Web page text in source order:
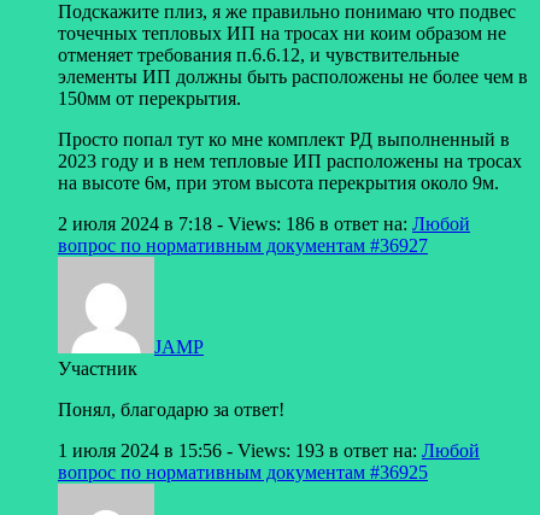
Подскажите плиз, я же правильно понимаю что подвес
точечных тепловых ИП на тросах ни коим образом не
отменяет требования п.6.6.12, и чувствительные
элементы ИП должны быть расположены не более чем в
150мм от перекрытия.
Просто попал тут ко мне комплект РД выполненный в
2023 году и в нем тепловые ИП расположены на тросах
на высоте 6м, при этом высота перекрытия около 9м.
2 июля 2024 в 7:18 - Views: 186 в ответ на: Любой
вопрос по нормативным документам #36927
JAMP
Участник
Понял, благодарю за ответ!
1 июля 2024 в 15:56 - Views: 193 в ответ на: Любой
вопрос по нормативным документам #36925